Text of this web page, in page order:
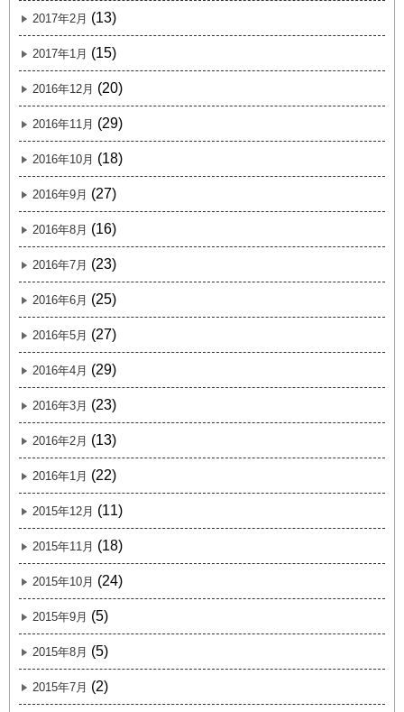
2017年2月 (13)
2017年1月 (15)
2016年12月 (20)
2016年11月 (29)
2016年10月 (18)
2016年9月 (27)
2016年8月 (16)
2016年7月 (23)
2016年6月 (25)
2016年5月 (27)
2016年4月 (29)
2016年3月 (23)
2016年2月 (13)
2016年1月 (22)
2015年12月 (11)
2015年11月 (18)
2015年10月 (24)
2015年9月 (5)
2015年8月 (5)
2015年7月 (2)